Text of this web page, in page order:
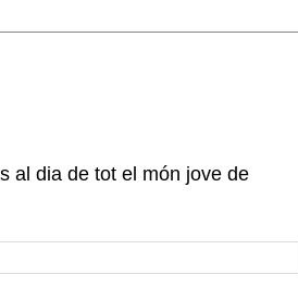
al dia de tot el món jove de